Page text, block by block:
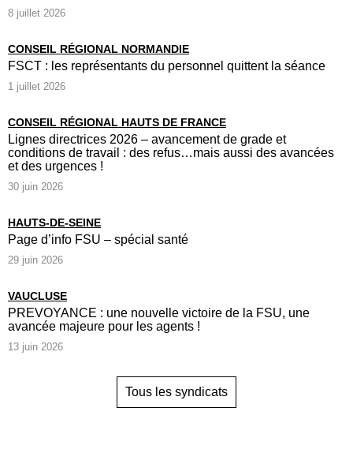
8 juillet 2026
CONSEIL RÉGIONAL NORMANDIE
FSCT : les représentants du personnel quittent la séance
1 juillet 2026
CONSEIL RÉGIONAL HAUTS DE FRANCE
Lignes directrices 2026 – avancement de grade et
conditions de travail : des refus…mais aussi des avancées
et des urgences !
30 juin 2026
HAUTS-DE-SEINE
Page d’info FSU – spécial santé
29 juin 2026
VAUCLUSE
PREVOYANCE : une nouvelle victoire de la FSU, une
avancée majeure pour les agents !
13 juin 2026
Tous les syndicats